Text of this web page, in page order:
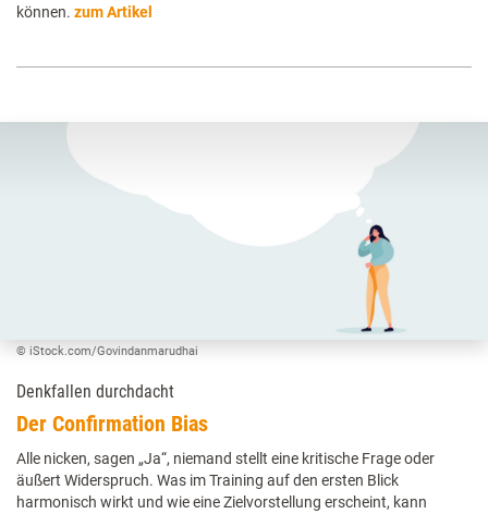
können. zum Artikel
© iStock.com/Govindanmarudhai
Denkfallen durchdacht
Der Confirmation Bias
Alle nicken, sagen „Ja“, niemand stellt eine kritische Frage oder
äußert Widerspruch. Was im Training auf den ersten Blick
harmonisch wirkt und wie eine Zielvorstellung erscheint, kann